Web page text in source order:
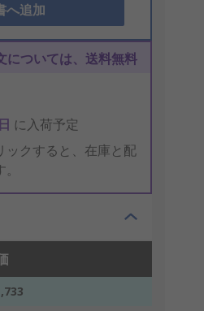
へ追加
については、送料無料
に入荷予定
ックすると、在庫と配